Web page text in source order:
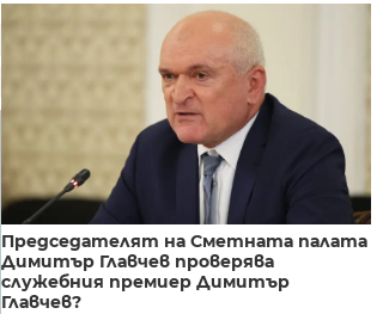
Председателят на Сметната палата
Димитър Главчев проверява
служебния премиер Димитър
Главчев?